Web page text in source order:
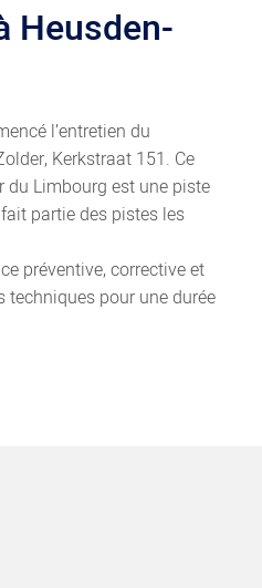
Heusden-
l’entretien du
Kerkstraat 151. Ce
Limbourg est une piste
partie des pistes les
préventive, corrective et
pour une durée